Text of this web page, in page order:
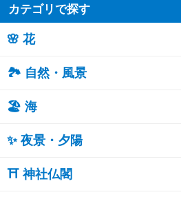
カテゴリで探す
🌸 花
🏞️ 自然・風景
🏖 海
✨ 夜景・夕陽
⛩ 神社仏閣